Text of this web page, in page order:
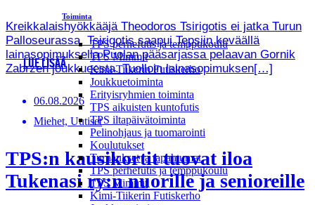
Toiminta
TPS perhefutis ja temppukoulu
TPS Mimmit
Kimi-Tiikerin Futiskerho
Joukkuetoiminta
Erityisryhmien toiminta
TPS aikuisten kuntofutis
TPS iltapäivätoiminta
Pelinohjaus ja tuomarointi
Koulutukset
Turnaukset ja tapahtumat
TPS perhefutis ja temppukoulu
TPS Mimmit
Kimi-Tiikerin Futiskerho
Kreikkalaishyökkääjä Theodoros Tsirigotis ei jatka Turun
Palloseurassa. Tsirigotis saapui Tepsiin keväällä
lainasopimuksella Puolan pääsarjassa pelaavan Gornik
Zabrzen joukkueesta. Tuolloin lainasopimuksen[…]
LUE LISÄÄ
06.08.2026
Miehet, Uutiset
TPS:n kausikortit tuovat iloa
Tukenasi ry:n nuorille ja senioreille